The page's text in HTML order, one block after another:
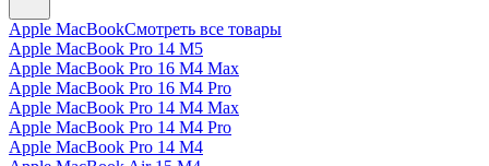
Apple MacBookСмотреть все товары
Apple MacBook Pro 14 M5
Apple MacBook Pro 16 M4 Max
Apple MacBook Pro 16 M4 Pro
Apple MacBook Pro 14 M4 Max
Apple MacBook Pro 14 M4 Pro
Apple MacBook Pro 14 M4